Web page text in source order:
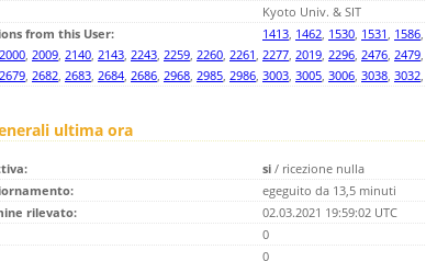
Kyoto Univ. & SIT
from this User:
1413, 1462, 1530, 1531, 1586,
2000, 2009, 2140, 2143, 2243, 2259, 2260, 2261, 2277, 2019, 2296, 2476, 2479,
2679, 2682, 2683, 2684, 2686, 2968, 2985, 2986, 3003, 3005, 3006, 3038, 3032,
ultima ora
si / ricezione nulla
egeguito da 13,5 minuti
rilevato:
02.03.2021 19:59:02 UTC
0
0